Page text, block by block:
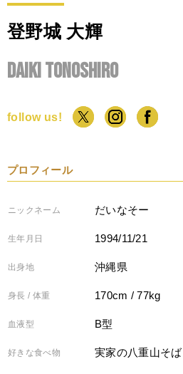
登野城 大輝
Daiki Tonoshiro
follow us!
プロフィール
ニックネーム だいなそー
生年月日 1994/11/21
出身地 沖縄県
身長 / 体重 170cm / 77kg
血液型 B型
好きな食べ物 実家の八重山そば